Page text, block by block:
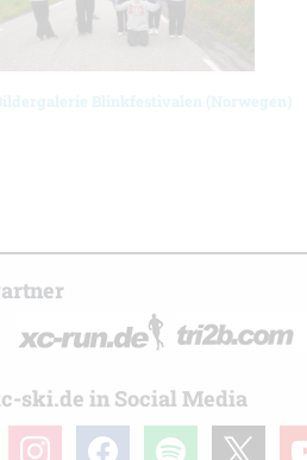
Blinkfestivalen (Norwegen)
ski.de in Social Media
instagramfacebookspotify